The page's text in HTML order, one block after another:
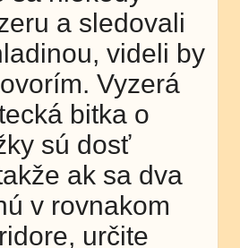
a sledovali
videli by
Vyzerá
bitka o
sú dosť
ak sa dva
v rovnakom
určite